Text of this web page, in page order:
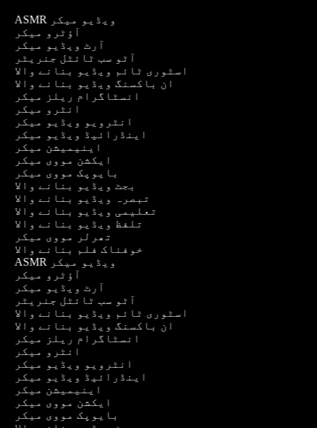
ASMR ویڈیو میکر
آؤٹرو میکر
آرٹ ویڈیو میکر
آٹو سب ٹائٹل جنریٹر
اسٹوری ٹائم ویڈیو بنانے والا
ان باکسنگ ویڈیو بنانے والا
انسٹاگرام ریلز میکر
انٹرو میکر
انٹرویو ویڈیو میکر
اینڈرائیڈ ویڈیو میکر
اینیمیشن میکر
ایکشن مووی میکر
بایوپک مووی میکر
بجٹ ویڈیو بنانے والا
تبصرہ ویڈیو بنانے والا
تعلیمی ویڈیو بنانے والا
تلفظ ویڈیو بنانے والا
تھرلر مووی میکر
خوفناک فلم بنانے والا
ASMR ویڈیو میکر
آؤٹرو میکر
آرٹ ویڈیو میکر
آٹو سب ٹائٹل جنریٹر
اسٹوری ٹائم ویڈیو بنانے والا
ان باکسنگ ویڈیو بنانے والا
انسٹاگرام ریلز میکر
انٹرو میکر
انٹرویو ویڈیو میکر
اینڈرائیڈ ویڈیو میکر
اینیمیشن میکر
ایکشن مووی میکر
بایوپک مووی میکر